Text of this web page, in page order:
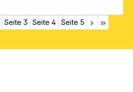
Seite 3 Seite 4 Seite 5